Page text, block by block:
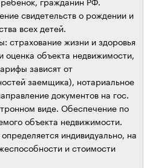
свидетельств о рождении и
всех детей.
страхование жизни и здоровья
оценка объекта недвижимости,
зависят от
заемщика), нотариальное
документов на гос.
виде. Обеспечение по
объекта недвижимости.
индивидуально, на
и стоимости